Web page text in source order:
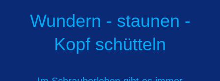
Wundern - staunen -
Kopf schütteln